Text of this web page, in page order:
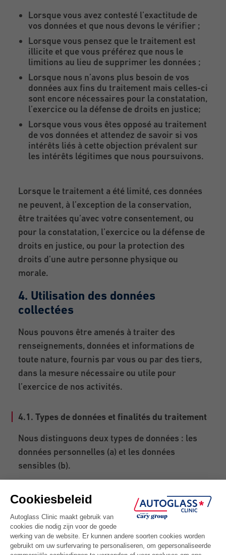
Lorsque vous avez contesté l’exactitude de
vos données et que nous devons le vérifier ;
Lorsque vous pensez que le traitement est
illicite et que vous préférez que nous le
limitions au lieu de supprimer les données ;
Lorsque nous n’avons plus besoin de vos
données aux fins du traitement mais celles-ci
sont encore nécessaires pour la constatation,
l’exercice ou la défense de droits en justice;
Lorsque vous vous êtes opposé au traitement
de vos données et attendez de savoir si vos
intérêts liés à cette objection prévalent sur
les intérêts légitimes que nous poursuivons.
Lorsque le traitement a été limité, ces données
ne peuvent, à l’exception de la conservation,
être traitées qu’avec votre consentement, ou
pour la constatation, l’exercice ou la défense de
droits en justice, ou pour la protection des
droits d’une autre personne physique ou
morale.
4. Utilisation des données
collectées
Nous pouvons être amenés à traiter des
renseignements, données et informations de
toute nature, fournis par vous ou par des tiers,
dans la mesure nécessaire ou utile pour
l’exercice de nos activités.
4.1. Types de données et finalités du traitement
Nous distinguons deux types de données : les
données personnelles (a) et les données
sensibles (b).
Nous utilisons notamment les données
suivantes aux fins suivantes: